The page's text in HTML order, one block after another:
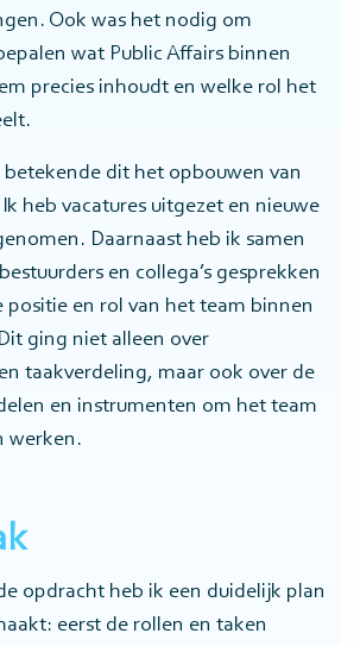
Ook was het nodig om
wat Public Affairs binnen
precies inhoudt en welke rol het
betekende dit het opbouwen van
heb vacatures uitgezet en nieuwe
Daarnaast heb ik samen
en collega’s gesprekken
positie en rol van het team binnen
ging niet alleen over
taakverdeling, maar ook over de
en instrumenten om het team
werken.
opdracht heb ik een duidelijk plan
eerst de rollen en taken